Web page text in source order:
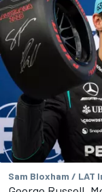
Sam Bloxham / LAT